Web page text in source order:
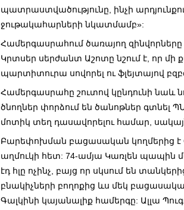
պատրաստվածությունը, ինչի
ջութակահարների նկատմամբ»:
Համերգասրահում ծառայող
Կրտսեր սերժանտ Աշոտը նշում է, որ մի
պարտիտուրա սովորել ու ֆլեյտայով
Համերգասրահը շուտով կընդունի նաև
ծնողներ փորձում են ծանոթներ գտնել
մոտիկ տեղ դասավորելու համար,
Բարեփոխման բացասական կողմերից է
աղմուկի հետ: 74-ամյա Կառլեն պապին
էդ հլը ոչինչ, բայց որ սկսում են
բնակիչների բողոքից ևս մեկ
Գալկինի կայանալիք համերգը: Ալլա